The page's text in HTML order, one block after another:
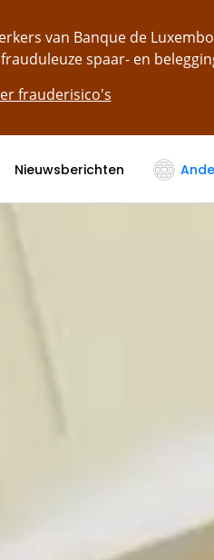
van Banque de
spaar- en
frauderisico's
Nieuwsberichten